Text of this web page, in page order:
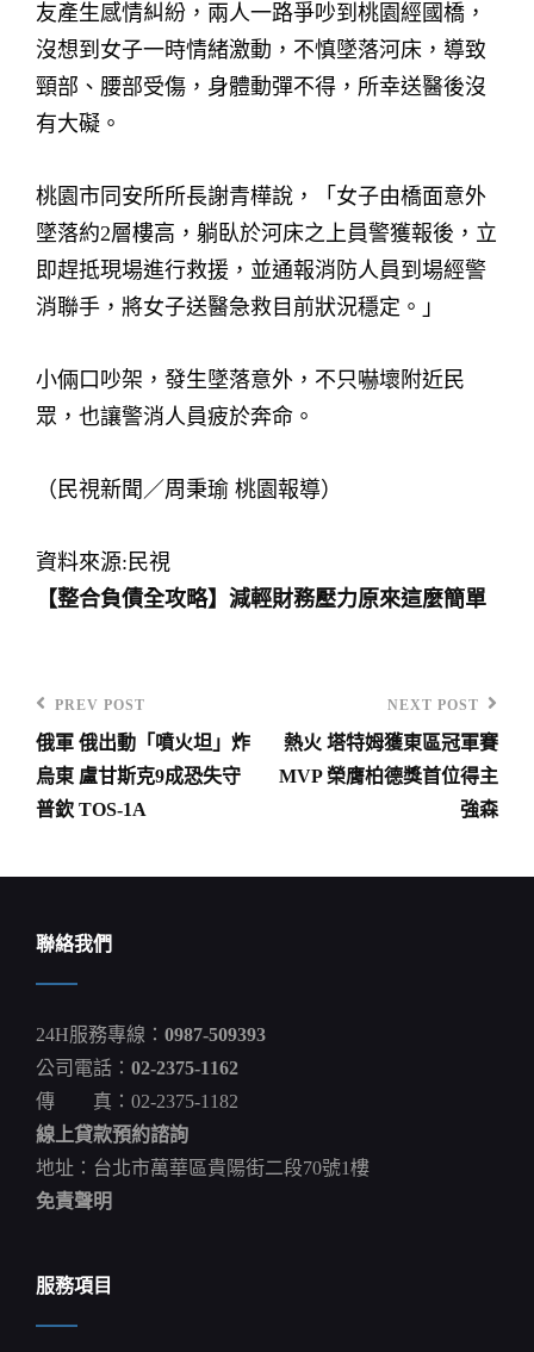
友產生感情糾紛，兩人一路爭吵到桃園經國橋，
沒想到女子一時情緒激動，不慎墜落河床，導致
頸部、腰部受傷，身體動彈不得，所幸送醫後沒
有大礙。
桃園市同安所所長謝青樺說，「女子由橋面意外
墜落約2層樓高，躺臥於河床之上員警獲報後，立
即趕抵現場進行救援，並通報消防人員到場經警
消聯手，將女子送醫急救目前狀況穩定。」
小倆口吵架，發生墜落意外，不只嚇壞附近民
眾，也讓警消人員疲於奔命。
（民視新聞／周秉瑜 桃園報導）
資料來源:民視
【整合負債全攻略】減輕財務壓力原來這麼簡單
文
章
覽
Previous
Post
PREV POST
俄軍 俄出動「噴火坦」炸
烏東 盧甘斯克9成恐失守
普欽 TOS-1A
Post
NEXT POST
熱火 塔特姆獲東區冠軍賽
MVP 榮膺柏德獎首位得主
強森
聯絡我們
24H服務專線： 0987-509393
公司電話： 02-2375-1162
傳 真：02-2375-1182
線上貸款預約諮詢
地址：台北市萬華區貴陽街二段70號1樓
免責聲明
服務項目